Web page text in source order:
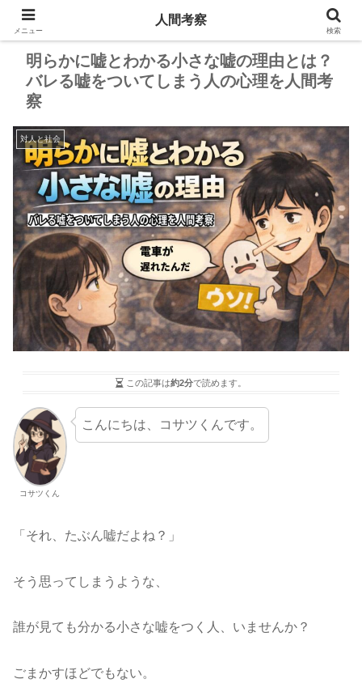
PR
明らかに嘘とわかる小さな嘘の理由とは？
バレる嘘をついてしまう人の心理を人間考
察
対人と社会
この記事は約2分で読めます。
コサツくん
こんにちは、コサツくんです。
「それ、たぶん嘘だよね？」
そう思ってしまうような、
誰が見ても分かる小さな嘘をつく人、いませんか？
ごまかすほどでもない。
メニュー
人間考察
検索